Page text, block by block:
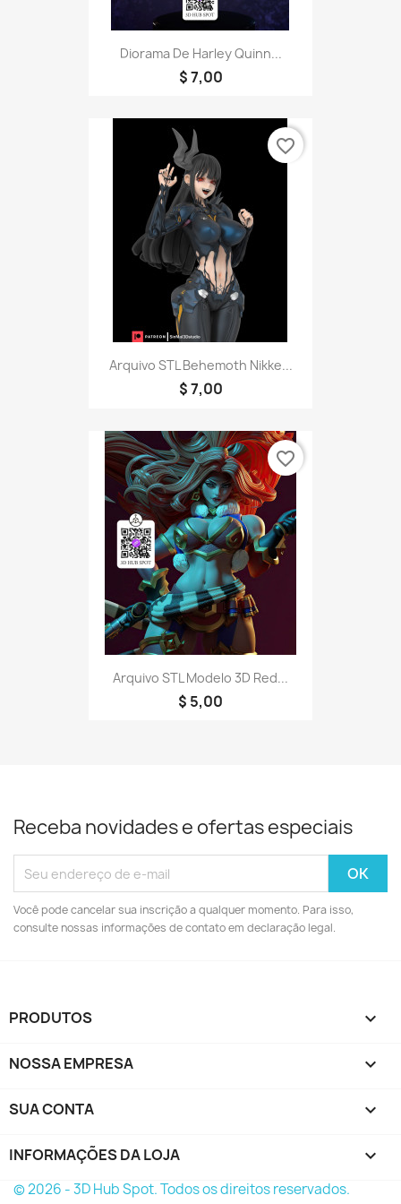
Diorama De Harley Quinn...
$ 7,00
Arquivo STL Behemoth Nikke...
$ 7,00
favorite_border
Arquivo STL Modelo 3D Red...
$ 5,00
favorite_border
Receba novidades e ofertas especiais
Você pode cancelar sua inscrição a qualquer momento. Para isso,
consulte nossas informações de contato em declaração legal.
PRODUTOS 
NOSSA EMPRESA 
SUA CONTA 
INFORMAÇÕES DA LOJA keyboard_arrow_down
© 2026 - 3D Hub Spot. Todos os direitos reservados.